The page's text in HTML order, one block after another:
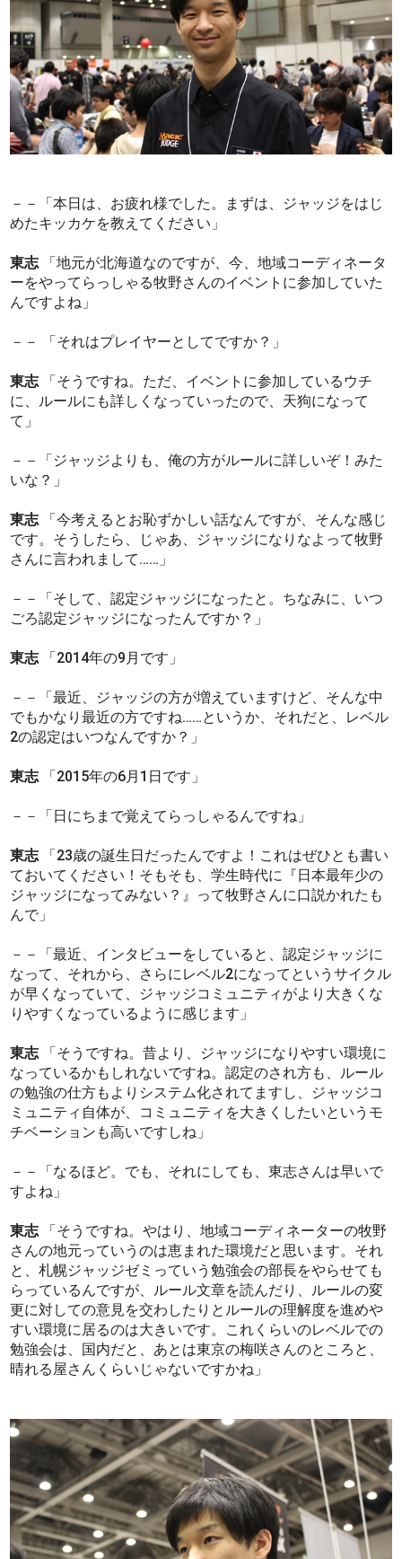
－－「本日は、お疲れ様でした。まずは、ジャッジをはじ
めたキッカケを教えてください」
東志 「地元が北海道なのですが、今、地域コーディネータ
ーをやってらっしゃる牧野さんのイベントに参加していた
んですよね」
－－ 「それはプレイヤーとしてですか？」
東志 「そうですね。ただ、イベントに参加しているウチ
に、ルールにも詳しくなっていったので、天狗になって
て」
－－「ジャッジよりも、俺の方がルールに詳しいぞ！みた
いな？」
東志 「今考えるとお恥ずかしい話なんですが、そんな感じ
です。そうしたら、じゃあ、ジャッジになりなよって牧野
さんに言われまして……」
－－「そして、認定ジャッジになったと。ちなみに、いつ
ごろ認定ジャッジになったんですか？」
東志 「2014年の9月です」
－－「最近、ジャッジの方が増えていますけど、そんな中
でもかなり最近の方ですね……というか、それだと、レベル
2の認定はいつなんですか？」
東志 「2015年の6月1日です」
－－「日にちまで覚えてらっしゃるんですね」
東志 「23歳の誕生日だったんですよ！これはぜひとも書い
ておいてください！そもそも、学生時代に『日本最年少の
ジャッジになってみない？』って牧野さんに口説かれたも
んで」
－－「最近、インタビューをしていると、認定ジャッジに
なって、それから、さらにレベル2になってというサイクル
が早くなっていて、ジャッジコミュニティがより大きくな
りやすくなっているように感じます」
東志 「そうですね。昔より、ジャッジになりやすい環境に
なっているかもしれないですね。認定のされ方も、ルール
の勉強の仕方もよりシステム化されてますし、ジャッジコ
ミュニティ自体が、コミュニティを大きくしたいというモ
チベーションも高いですしね」
－－「なるほど。でも、それにしても、東志さんは早いで
すよね」
東志 「そうですね。やはり、地域コーディネーターの牧野
さんの地元っていうのは恵まれた環境だと思います。それ
と、札幌ジャッジゼミっていう勉強会の部長をやらせても
らっているんですが、ルール文章を読んだり、ルールの変
更に対しての意見を交わしたりとルールの理解度を進めや
すい環境に居るのは大きいです。これくらいのレベルでの
勉強会は、国内だと、あとは東京の梅咲さんのところと、
晴れる屋さんくらいじゃないですかね」